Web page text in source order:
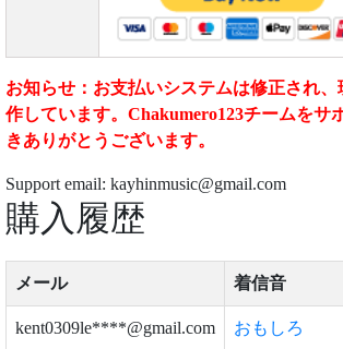
お知らせ：お支払いシステムは修正され
作しています。Chakumero123チームをサ
きありがとうございます。
Support email: kayhinmusic@gmail.com
購入履歴
メール 着信音
kent0309le****@gmail.com おもしろ